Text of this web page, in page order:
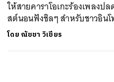
ให้สายคาราโอเกะร้องเพลง
สต์นอนฟังชิลๆ สำหรับชาวอินโ
โดย ณัชชา วิเชียร